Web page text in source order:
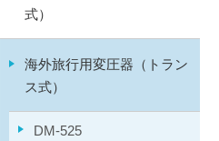
式）
海外旅行用変圧器（トラン
ス式）
DM-525